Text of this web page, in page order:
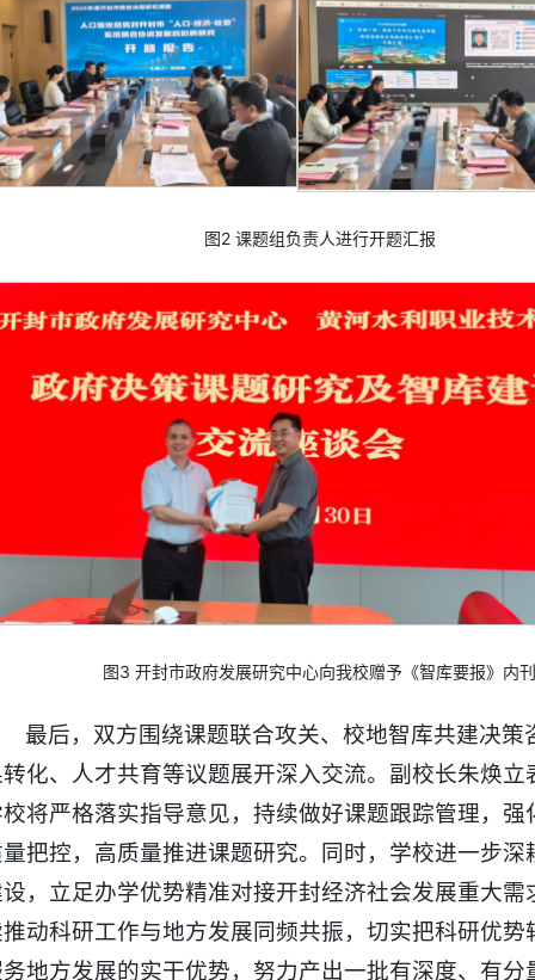
图2 课题组负责人进行开题汇报
图3 开封市政府发展研究中心向我校赠予《智库要报》内
最后，双方围绕课题联合攻关、校地智库共建决策
化、人才共育等议题展开深入交流。副校长朱焕立
将严格落实指导意见，持续做好课题跟踪管理，强
把控，高质量推进课题研究。同时，学校进一步深
，立足办学优势精准对接开封经济社会发展重大需
动科研工作与地方发展同频共振，切实把科研优势
地方发展的实干优势，努力产出一批有深度、有分